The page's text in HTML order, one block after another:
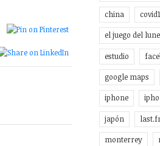
china
el juego del
estudio
google maps
iphone
japón
monterrey